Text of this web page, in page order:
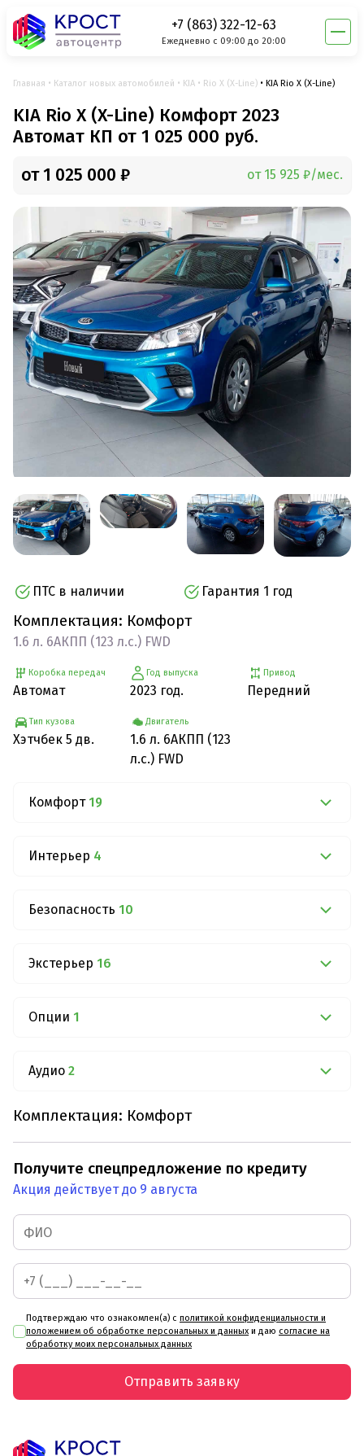
+7 (863) 322-12-63
Ежедневно с 09:00 до 20:00
Главная Каталог новых автомобилей KIA Rio X (X-Line) KIA Rio X (X-Line)
KIA Rio X (X-Line) Комфорт 2023
Автомат КП от 1 025 000 руб.
от 1 025 000 ₽ от 15 925 ₽/мес.
ПТС в наличии Гарантия 1 год
Комплектация: Комфорт
1.6 л. 6АКПП (123 л.с.) FWD
Коробка передач
Автомат
Тип кузова
Хэтчбек 5 дв.
Год выпуска
2023 год.
Двигатель
1.6 л. 6АКПП (123
л.с.) FWD
Привод
Передний
Комфорт 19
Интерьер 4
Безопасность 10
Экстерьер 16
Опции 1
Аудио 2
Комплектация: Комфорт
Получите спецпредложение по кредиту
Акция действует до 9 августа
Подтверждаю что ознакомлен(а) с политикой конфиденциальности и
положением об обработке персональных и данных и даю согласие на
обработку моих персональных данных
Отправить заявку